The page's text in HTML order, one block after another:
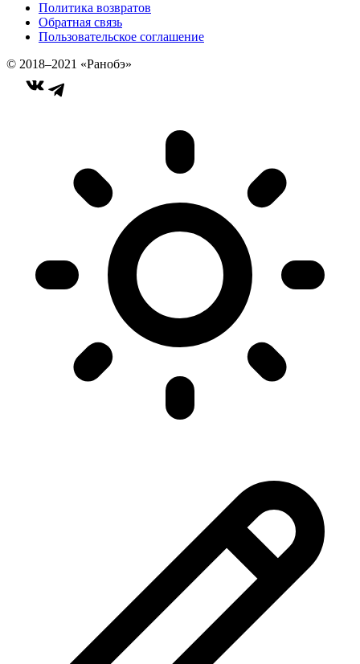
Политика возвратов
Обратная связь
Пользовательское соглашение
© 2018–2021 «Ранобэ»